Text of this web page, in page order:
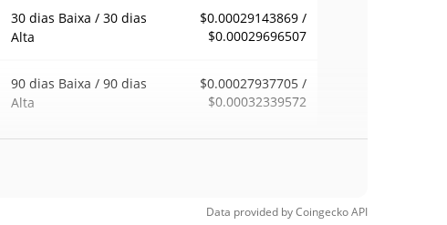
30 dias Baixa / 30 dias
Alta
$0.00029143869 /
$0.00029696507
90 dias Baixa / 90 dias
Alta
$0.00027937705 /
$0.00032339572
Data provided byCoingeckoAPI